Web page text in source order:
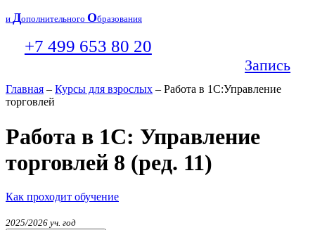
и Дополнительного Образования
+7 499 653 80 20
Запись
Главная – Курсы для взрослых – Работа в 1С:Управление
торговлей
Работа в 1С: Управление
торговлей 8 (ред. 11)
Как проходит обучение
2025/2026 уч. год